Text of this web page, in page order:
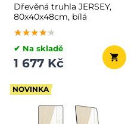
Dřevěná truhla JERSEY,
80x40x48cm, bílá
★★★★★
★★★★★
★★★★★
✔ Na skladě
1 677 Kč
NOVINKA